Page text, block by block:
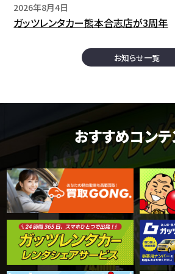
2026年8月4日
ガッツレンタカー熊本合志店が3周年
お知らせ一覧
おすすめコン